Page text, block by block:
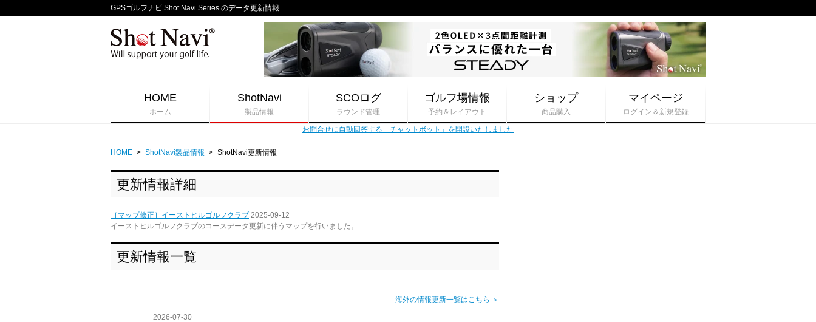
GPSゴルフナビ Shot Navi Series のデータ更新情報
HOME
ホーム
ShotNavi
製品情報
SCOログ
ラウンド管理
ゴルフ場情報
予約＆レイアウト
ショップ
商品購入
マイページ
ログイン＆新規登録
お問合せに自動回答する「チャットボット」を開設いたしました
HOME > ShotNavi製品情報 > ShotNavi更新情報
更新情報詳細
［マップ修正］イーストヒルゴルフクラブ 2025-09-12
イーストヒルゴルフクラブのコースデータ更新に伴うマップを行いました。
更新情報一覧
海外の情報更新一覧はこちら ＞
2026-07-30